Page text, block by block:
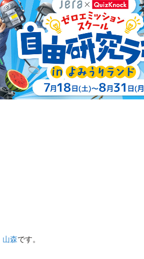
山森です。